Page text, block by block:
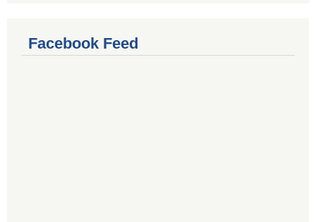
Facebook Feed